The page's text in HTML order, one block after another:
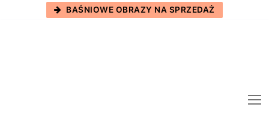
BAŚNIOWE OBRAZY NA SPRZEDAŻ